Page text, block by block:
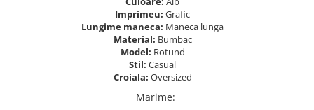
Tricouri Valentine's DayImprimeu: Grafic
Lungime maneca: Maneca lunga
Material: Bumbac
Model: Rotund
Stil: Casual
Croiala: Oversized
Marime: